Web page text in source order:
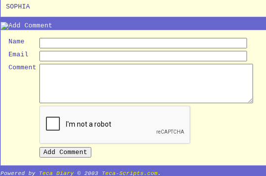
SOPHIA
Name
Email
Comment
Powered by Teca Diary © 2003 Teca-Scripts.com.